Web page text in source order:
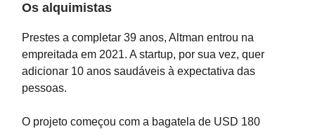
Os alquimistas
Prestes a completar 39 anos, Altman entrou na
empreitada em 2021. A startup, por sua vez, quer
adicionar 10 anos saudáveis à expectativa das
pessoas.
O projeto começou com a bagatela de USD 180